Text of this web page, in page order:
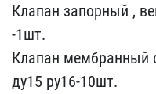
Клапа​н запорный ,
-1шт.
К​лапан мембранный
ду15 ру16​-10шт.